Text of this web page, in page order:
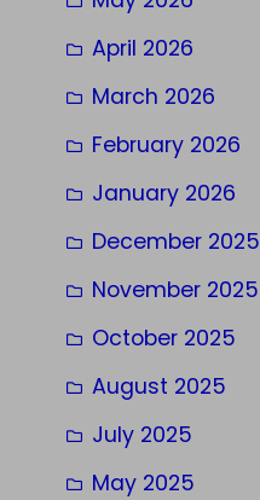
April 2026
March 2026
February 2026
January 2026
December 2025
November 2025
October 2025
August 2025
July 2025
May 2025